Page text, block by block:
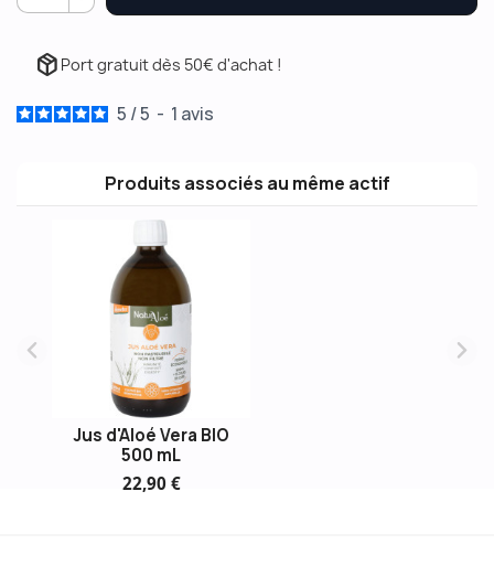
package_2 Port gratuit dès 50€ d'achat !
5 /5 - 1 avis
Produits associés au même actif
Jus d'Aloé Vera BIO
500 mL
22,90 €